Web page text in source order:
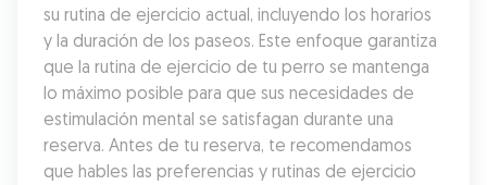
su rutina de ejercicio actual, incluyendo los horarios
y la duración de los paseos. Este enfoque garantiza
que la rutina de ejercicio de tu perro se mantenga
lo máximo posible para que sus necesidades de
estimulación mental se satisfagan durante una
reserva. Antes de tu reserva, te recomendamos
que hables las preferencias y rutinas de ejercicio